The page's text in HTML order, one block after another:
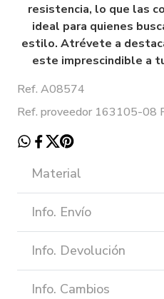
resistencia, lo que las
ideal para quienes
estilo. Atrévete a
este imprescindible a
Ref. A08574
Ref. proveedor 163105-08
Material
Info. Envío
Info. Devolución
Info. Cambios